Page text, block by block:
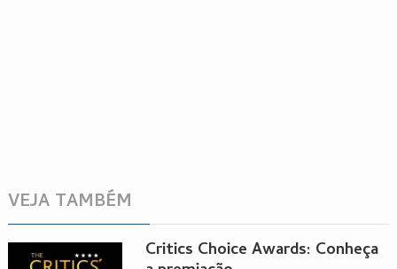
VEJA TAMBÉM
Critics Choice Awards: Conheça